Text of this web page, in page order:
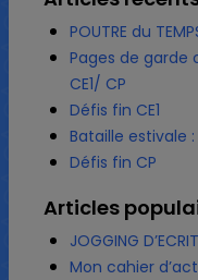
POUTRE du
Pages de garde
CE1/ CP
Défis fin CE1
Bataille estivale
Défis fin CP
Articles
JOGGING
Mon cahier